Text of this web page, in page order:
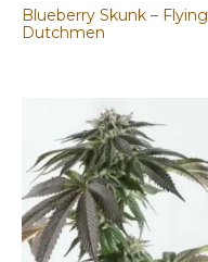
Blueberry Skunk – Flying
Dutchmen